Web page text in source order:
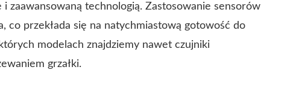
zaawansowaną technologią. Zastosowanie sensorów
co przekłada się na natychmiastową gotowość do
modelach znajdziemy nawet czujniki
grzałki.